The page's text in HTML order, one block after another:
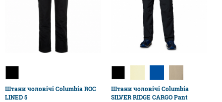
Штани чоловічі Columbia ROC
LINED 5
Штани чоловічі Columbia
SILVER RIDGE CARGO Pant